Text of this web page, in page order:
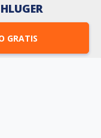
REALIZE UM ORÇAMENTO GRATIS
São Gonçalo